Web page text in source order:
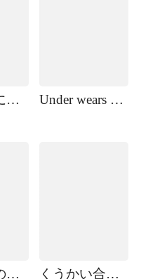
斯かる程に、宵うち過ぎて Under wears 2(うりぼうざっか店 パンツ特化型画集)
これからの話をしよう（海鸟） くうかい合同本节选【番茄蛋】